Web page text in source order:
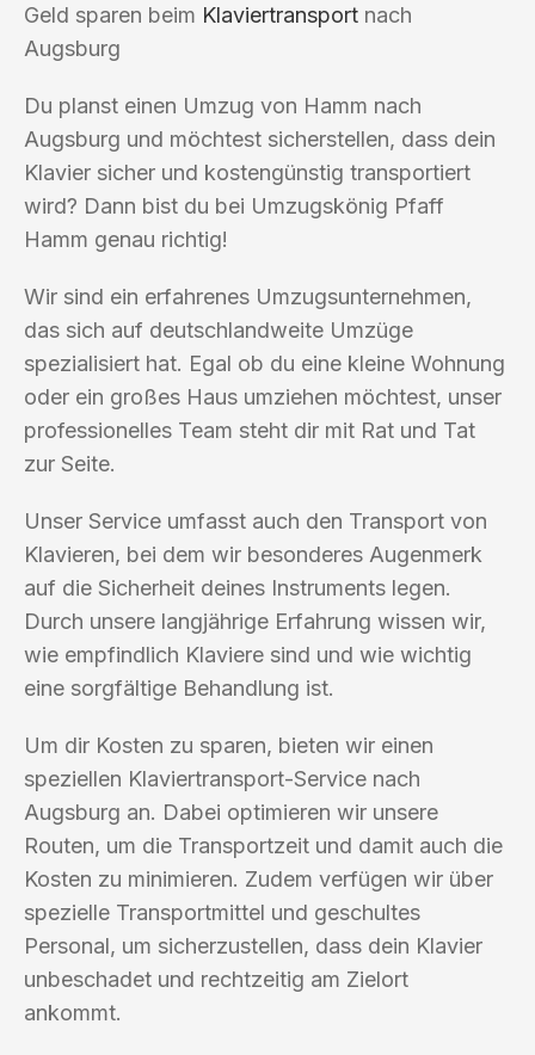
Geld sparen beim Klaviertransport nach
Augsburg
Du planst einen Umzug von Hamm nach
Augsburg und möchtest sicherstellen, dass dein
Klavier sicher und kostengünstig transportiert
wird? Dann bist du bei Umzugskönig Pfaff
Hamm genau richtig!
Wir sind ein erfahrenes Umzugsunternehmen,
das sich auf deutschlandweite Umzüge
spezialisiert hat. Egal ob du eine kleine Wohnung
oder ein großes Haus umziehen möchtest, unser
professionelles Team steht dir mit Rat und Tat
zur Seite.
Unser Service umfasst auch den Transport von
Klavieren, bei dem wir besonderes Augenmerk
auf die Sicherheit deines Instruments legen.
Durch unsere langjährige Erfahrung wissen wir,
wie empfindlich Klaviere sind und wie wichtig
eine sorgfältige Behandlung ist.
Um dir Kosten zu sparen, bieten wir einen
speziellen Klaviertransport-Service nach
Augsburg an. Dabei optimieren wir unsere
Routen, um die Transportzeit und damit auch die
Kosten zu minimieren. Zudem verfügen wir über
spezielle Transportmittel und geschultes
Personal, um sicherzustellen, dass dein Klavier
unbeschadet und rechtzeitig am Zielort
ankommt.